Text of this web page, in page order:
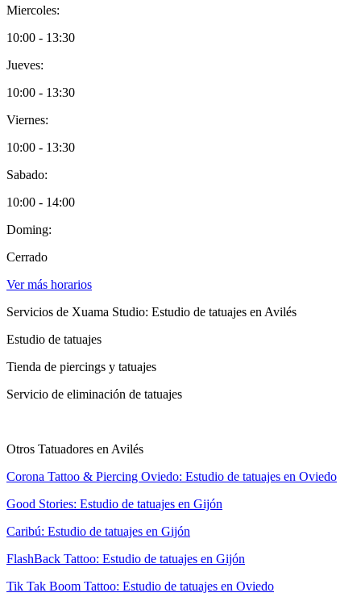
Miercoles:
10:00 - 13:30
Jueves:
10:00 - 13:30
Viernes:
10:00 - 13:30
Sabado:
10:00 - 14:00
Doming:
Cerrado
Ver más horarios
Servicios de Xuama Studio: Estudio de tatuajes en Avilés
Estudio de tatuajes
Tienda de piercings y tatuajes
Servicio de eliminación de tatuajes
Otros Tatuadores en Avilés
Corona Tattoo & Piercing Oviedo: Estudio de tatuajes en Oviedo
Good Stories: Estudio de tatuajes en Gijón
Caribú: Estudio de tatuajes en Gijón
FlashBack Tattoo: Estudio de tatuajes en Gijón
Tik Tak Boom Tattoo: Estudio de tatuajes en Oviedo